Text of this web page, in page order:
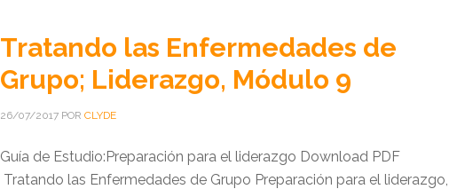
Tratando las Enfermedades de
Grupo; Liderazgo, Módulo 9
26/07/2017 POR CLYDE
Guía de Estudio:Preparación para el liderazgo Download PDF
Tratando las Enfermedades de Grupo Preparación para el liderazgo,